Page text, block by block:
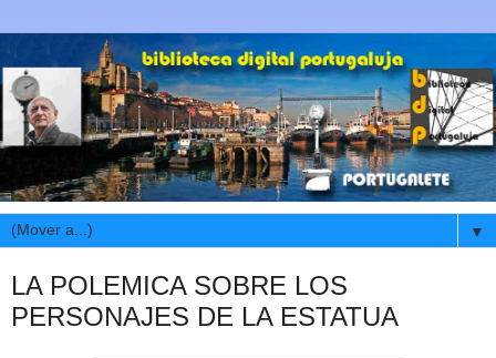
▼
LA POLEMICA SOBRE LOS
PERSONAJES DE LA ESTATUA